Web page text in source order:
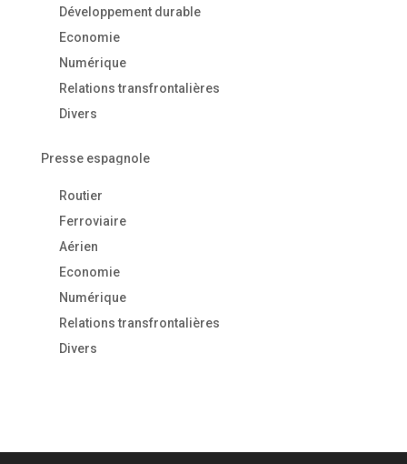
Développement durable
Economie
Numérique
Relations transfrontalières
Divers
Presse espagnole
Routier
Ferroviaire
Aérien
Economie
Numérique
Relations transfrontalières
Divers